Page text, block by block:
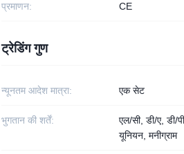
प्रमाणन: CE
ट्रेडिंग गुण
न्यूनतम आदेश मात्रा: एक सेट
भुगतान की शर्तें:
एल/सी, डी/ए, डी/
यूनियन, मनीग्राम